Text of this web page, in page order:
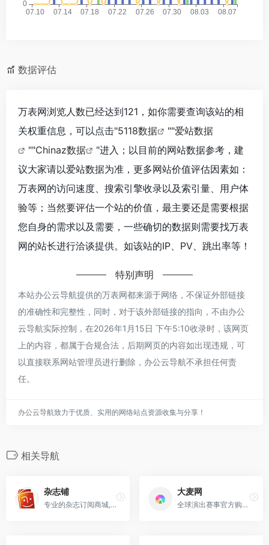
数据评估
万表网浏览人数已经达到121，如你需要查询该站的相
关权重信息，可以点击"5118数据 ""爱站数据
""Chinaz数据
"进入；以目前的网站数据参考，建
议大家请以爱站数据为准，更多网站价值评估因素如：
万表网的访问速度、搜索引擎收录以及索引量、用户体
验等；当然要评估一个站的价值，最主要还是需要根据
您自身的需求以及需要，一些确切的数据则需要找万表
网的站长进行洽谈提供。如该站的IP、PV、跳出率等！
特别声明
本站办公云导航提供的万表网都来源于网络，不保证外部链接
的准确性和完整性，同时，对于该外部链接的指向，不由办公
云导航实际控制，在2026年1月15日 下午5:10收录时，该网页
上的内容，都属于合规合法，后期网页的内容如出现违规，可
以直接联系网站管理员进行删除，办公云导航不承担任何责
任。
办公云导航致力于优质、实用的网络站点资源收集与分享！
相关导航
杂志铺
专业的杂志订阅商城,订杂志上杂志铺,低价、方便的杂志折扣订阅网
大麦网
全球演出赛事官方购票平台